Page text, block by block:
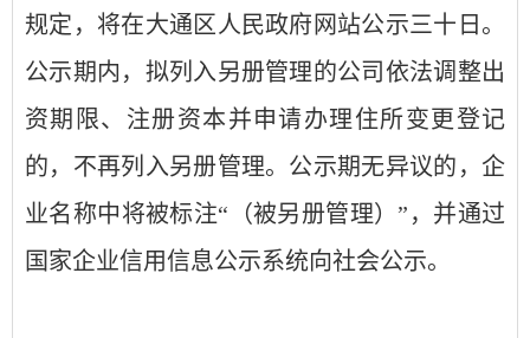
规定，将在大通区人民政府网站公示三十日。
公示期内，拟列入另册管理的公司依法调整出
资期限、注册资本并申请办理住所变更登记
的，不再列入另册管理。公示期无异议的，企
业名称中将被标注“（被另册管理）”，并通过
国家企业信用信息公示系统向社会公示。